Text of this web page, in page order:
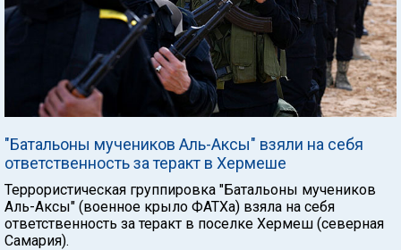
"Батальоны мучеников Аль-Аксы" взяли на себя
ответственность за теракт в Хермеше
Террористическая группировка "Батальоны мучеников
Аль-Аксы" (военное крыло ФАТХа) взяла на себя
ответственность за теракт в поселке Хермеш (северная
Самария).